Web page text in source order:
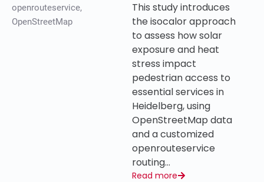
openrouteservice,
OpenStreetMap
This study introduces
the isocalor approach
to assess how solar
exposure and heat
stress impact
pedestrian access to
essential services in
Heidelberg, using
OpenStreetMap data
and a customized
openrouteservice
routing…
Read more